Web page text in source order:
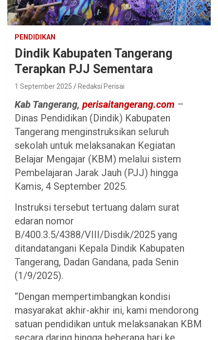
PENDIDIKAN
Dindik Kabupaten Tangerang
Terapkan PJJ Sementara
1 September 2025 Redaksi Perisai
Kab Tangerang, perisaitangerang.com –
Dinas Pendidikan (Dindik) Kabupaten
Tangerang menginstruksikan seluruh
sekolah untuk melaksanakan Kegiatan
Belajar Mengajar (KBM) melalui sistem
Pembelajaran Jarak Jauh (PJJ) hingga
Kamis, 4 September 2025.
Instruksi tersebut tertuang dalam surat
edaran nomor
B/400.3.5/4388/VIII/Disdik/2025 yang
ditandatangani Kepala Dindik Kabupaten
Tangerang, Dadan Gandana, pada Senin
(1/9/2025).
“Dengan mempertimbangkan kondisi
masyarakat akhir-akhir ini, kami mendorong
satuan pendidikan untuk melaksanakan KBM
secara daring hingga beberapa hari ke